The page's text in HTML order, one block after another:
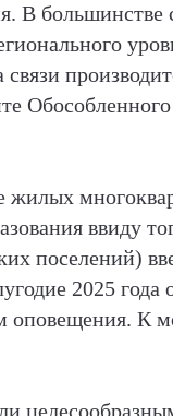
В большинстве
жилых
ввиду
поселений)
2025 года
К